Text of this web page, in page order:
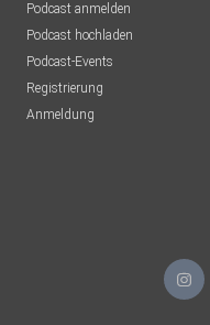
Podcast anmelden
Podcast hochladen
Podcast-Events
Registrierung
Anmeldung